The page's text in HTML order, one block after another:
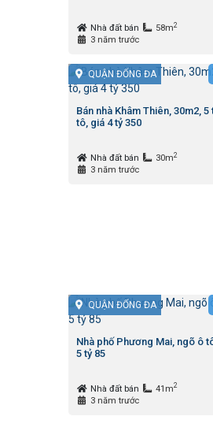
Nhà đất bán 58m2
3 năm trước
QUẬN ĐỐNG ĐA
Bán nhà Khâm Thiên, 30m2,
tô, giá 4 tỷ 350
Nhà đất bán 30m2
3 năm trước
QUẬN ĐỐNG ĐA
Nhà phố Phương Mai, ngõ ô
5 tỷ 85
Nhà đất bán 41m2
3 năm trước